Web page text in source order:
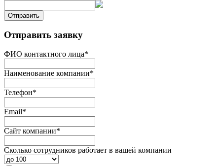
Отправить
Отправить заявку
ФИО контактного лица*
Наименование компании*
Телефон*
Email*
Сайт компании*
Сколько сотрудников работает в вашей компании